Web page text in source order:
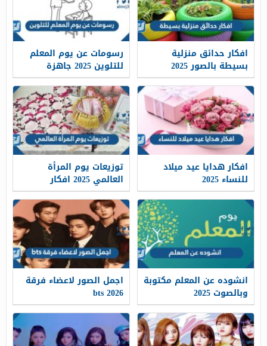
افكار حدائق منزلية
بسيطة بالصور 2025
رسومات عن يوم المعلم
للتلوين 2025 جاهزة
للطباعة
افكار هدايا عيد ميلاد
للنساء 2025
توزيعات يوم المرأة
العالمي 2025 افكار
للاحتفال بيوم المراة
العالمي
انشوده عن المعلم مكتوبة
وبالصوت 2025
اجمل الصور لاعضاء فرقة
bts 2026